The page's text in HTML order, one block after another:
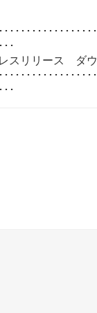
･･･････････････
･･
スリリース ダ
･･･････････････
･･